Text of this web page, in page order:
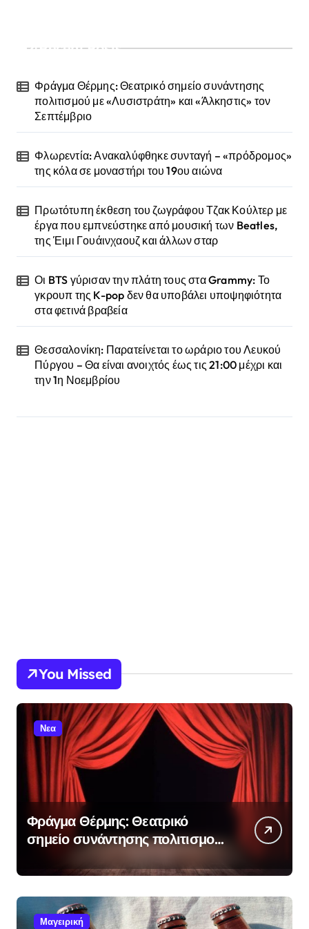
Recent Posts
Φράγμα Θέρμης: Θεατρικό σημείο συνάντησης
πολιτισμού με «Λυσιστράτη» και «Άλκηστις» τον
Σεπτέμβριο
Φλωρεντία: Ανακαλύφθηκε συνταγή – «πρόδρομος»
της κόλα σε μοναστήρι του 19ου αιώνα
Πρωτότυπη έκθεση του ζωγράφου Τζακ Κούλτερ με
έργα που εμπνεύστηκε από μουσική των Beatles,
της Έιμι Γουάινχαουζ και άλλων σταρ
Οι BTS γύρισαν την πλάτη τους στα Grammy: Το
γκρουπ της K-pop δεν θα υποβάλει υποψηφιότητα
στα φετινά βραβεία
Θεσσαλονίκη: Παρατείνεται το ωράριο του Λευκού
Πύργου – Θα είναι ανοιχτός έως τις 21:00 μέχρι και
την 1η Νοεμβρίου
You Missed
Νεα
Φράγμα Θέρμης: Θεατρικό
σημείο συνάντησης πολιτισμού
«Άλκηστις» τον Σεπτέμβριο
Μαγειρική